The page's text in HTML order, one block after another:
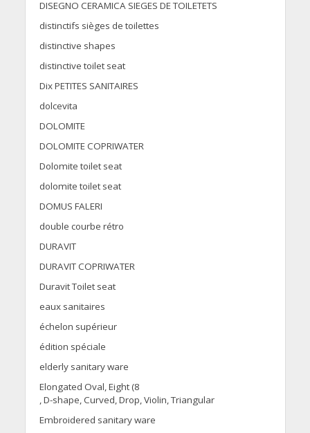
DISEGNO CERAMICA SIEGES DE TOILETETS
distinctifs sièges de toilettes
distinctive shapes
distinctive toilet seat
Dix PETITES SANITAIRES
dolcevita
DOLOMITE
DOLOMITE COPRIWATER
Dolomite toilet seat
dolomite toilet seat
DOMUS FALERI
double courbe rétro
DURAVIT
DURAVIT COPRIWATER
Duravit Toilet seat
eaux sanitaires
échelon supérieur
édition spéciale
elderly sanitary ware
Elongated Oval, Eight (8
, D-shape, Curved, Drop, Violin, Triangular
Embroidered sanitary ware